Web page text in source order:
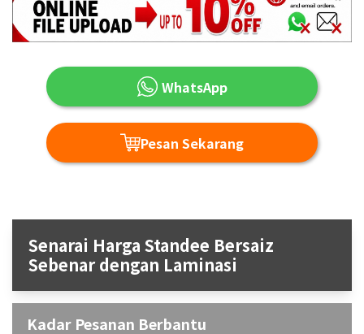
WhatsApp
Pesan Sekarang
Senarai Harga Standee Bersaiz
Sebenar dengan Laminasi
Kadar Pesanan Berbantu